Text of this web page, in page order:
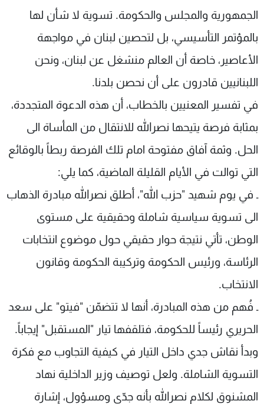
الجمهورية والمجلس والحكومة. تسوية لا شأن لها
بالمؤتمر التأسيسي، بل لتحصين لبنان في مواجهة
الأعاصير، خاصة أن العالم منشغل عن لبنان، ونحن
اللبنانيين قادرون على أن نحصن بلدنا.
في تفسير المعنيين بالخطاب، أن هذه الدعوة المتجددة،
بمثابة فرصة يتيحها نصرالله للانتقال من المأساة الى
الحل. وثمة آفاق مفتوحة امام تلك الفرصة ربطاً بالوقائع
التي توالت في الأيام القليلة الماضية، كما يلي:
ـ في يوم شهيد "حزب الله"، أطلق نصرالله مبادرة الذهاب
الى تسوية سياسية شاملة وحقيقية على مستوى
الوطن، تأتي نتيجة حوار حقيقي حول موضوع انتخابات
الرئاسة، ورئيس الحكومة وتركيبة الحكومة وقانون
الانتخاب.
ـ فُهم من هذه المبادرة، أنها لا تتضمّن "فيتو" على سعد
الحريري رئيساً للحكومة، فتلقفها تيار "المستقبل" إيجاباً.
وبدأ نقاش جدي داخل التيار في كيفية التجاوب مع فكرة
التسوية الشاملة. ولعل توصيف وزير الداخلية نهاد
المشنوق لكلام نصرالله بأنه جدّي ومسؤول، إشارة